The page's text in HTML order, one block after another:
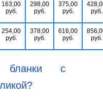
163,00
руб.
298,00
руб.
375,00
руб.
руб.
254,00
руб.
378,00
руб.
616,00
руб.
руб.
бланки с